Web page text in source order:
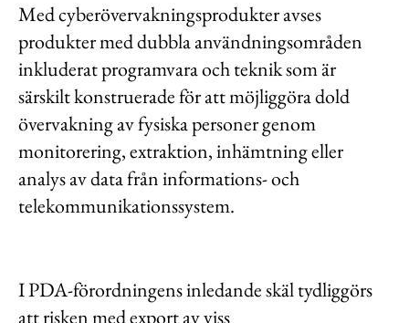
Med cyberövervakningsprodukter avses
produkter med dubbla användningsområden
inkluderat programvara och teknik som är
särskilt konstruerade för att möjliggöra dold
övervakning av fysiska personer genom
monitorering, extraktion, inhämtning eller
analys av data från informations- och
telekommunikationssystem.
I PDA-förordningens inledande skäl tydliggörs
att risken med export av viss